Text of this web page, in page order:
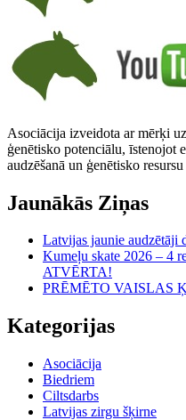
Asociācija izveidota ar mērķi
ģenētisko potenciālu, īstenojot
audzēšanā un ģenētisko resursu
Jaunākās Ziņas
Latvijas jaunie audzētāji
Kumeļu skate 2026 – 4
ATVĒRTA!
PRĒMĒTO VAISLAS
Kategorijas
Asociācija
Biedriem
Ciltsdarbs
Latvijas zirgu šķirne